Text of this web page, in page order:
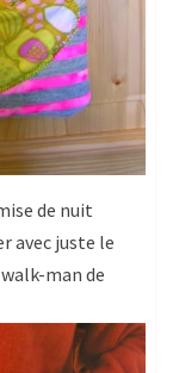
de nuit
avec juste le
man de